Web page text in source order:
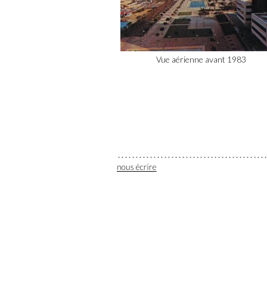
Vue aérienne avant 1983